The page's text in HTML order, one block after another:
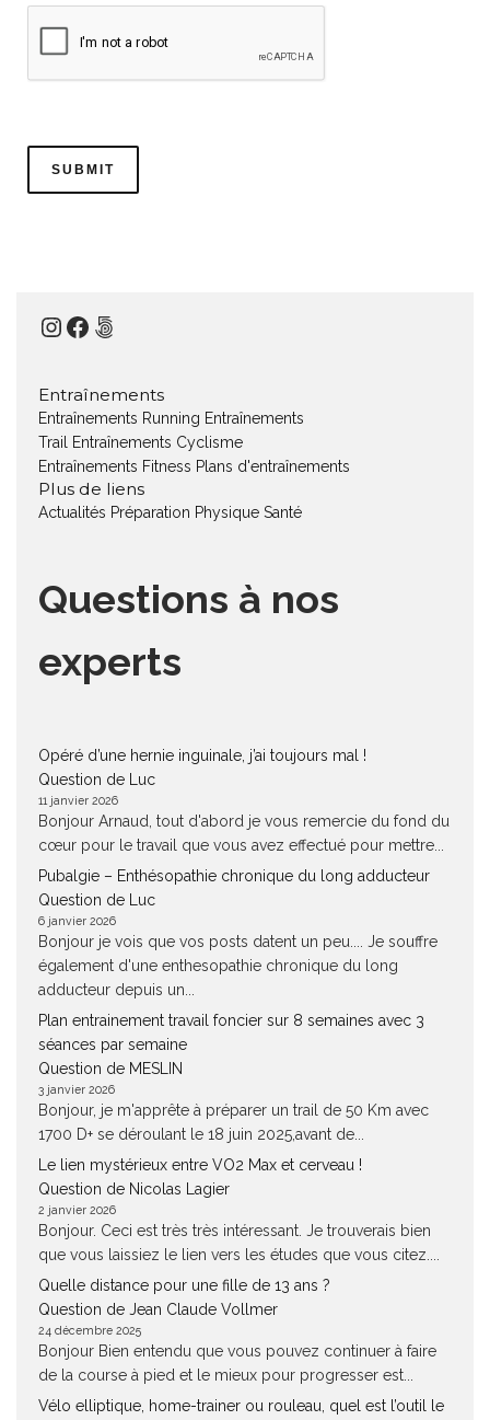
Instagram
Facebook
500px
Entraînements
Entraînements Running Entraînements
Trail
Entraînements Cyclisme
Entraînements Fitness Plans d'entraînements
Plus de liens
Actualités Préparation Physique Santé
Questions à nos
experts
Opéré d’une hernie inguinale, j’ai toujours mal !
Question de Luc
11 janvier 2026
Bonjour Arnaud, tout d'abord je vous remercie du fond du
cœur pour le travail que vous avez effectué pour mettre...
Pubalgie – Enthésopathie chronique du long adducteur
Question de Luc
6 janvier 2026
Bonjour je vois que vos posts datent un peu.... Je souffre
également d'une enthesopathie chronique du long
adducteur depuis un...
Plan entrainement travail foncier sur 8 semaines avec 3
séances par semaine
Question de MESLIN
3 janvier 2026
Bonjour, je m'apprête à préparer un trail de 50 Km avec
1700 D+ se déroulant le 18 juin 2025,avant de...
Le lien mystérieux entre VO2 Max et cerveau !
Question de Nicolas Lagier
2 janvier 2026
Bonjour. Ceci est très très intéressant. Je trouverais bien
que vous laissiez le lien vers les études que vous citez....
Quelle distance pour une fille de 13 ans ?
Question de Jean Claude Vollmer
24 décembre 2025
Bonjour Bien entendu que vous pouvez continuer à faire
de la course à pied et le mieux pour progresser est...
Vélo elliptique, home-trainer ou rouleau, quel est l’outil le